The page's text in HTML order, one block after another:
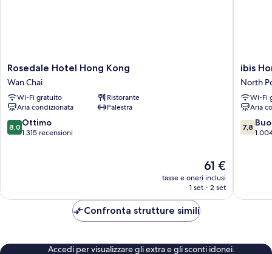
Rosedale
Hotel
Hong
Kong
Wan
Chai
Rosedale Hotel Hong Kong
Wan Chai
Wi-Fi gratuito
Ristorante
Aria condizionata
Palestra
8.0
su
8,0 Ottimo
1.315 recensioni
Il
prezzo
attuale
61 €
tasse e oneri inclusi
1 set - 2 set
ibis
Hong
Kong
North
Point
North
Point
ibis
North
Wi-Fi
Aria
7.8
su
7,8
Confronta strutture simili
Accedi per visualizzare gli extra e gli sconti idonei.